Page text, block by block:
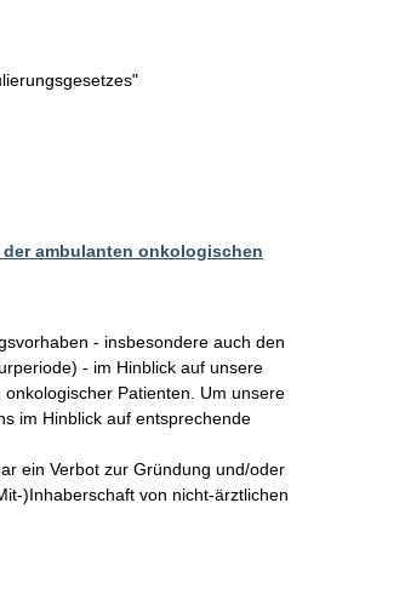
ambulanten onkologischen
- insbesondere auch den
- im Hinblick auf unsere
Patienten. Um unsere
im Hinblick auf entsprechende
ein Verbot zur Gründung und/oder
)Inhaberschaft von nicht-ärztlichen